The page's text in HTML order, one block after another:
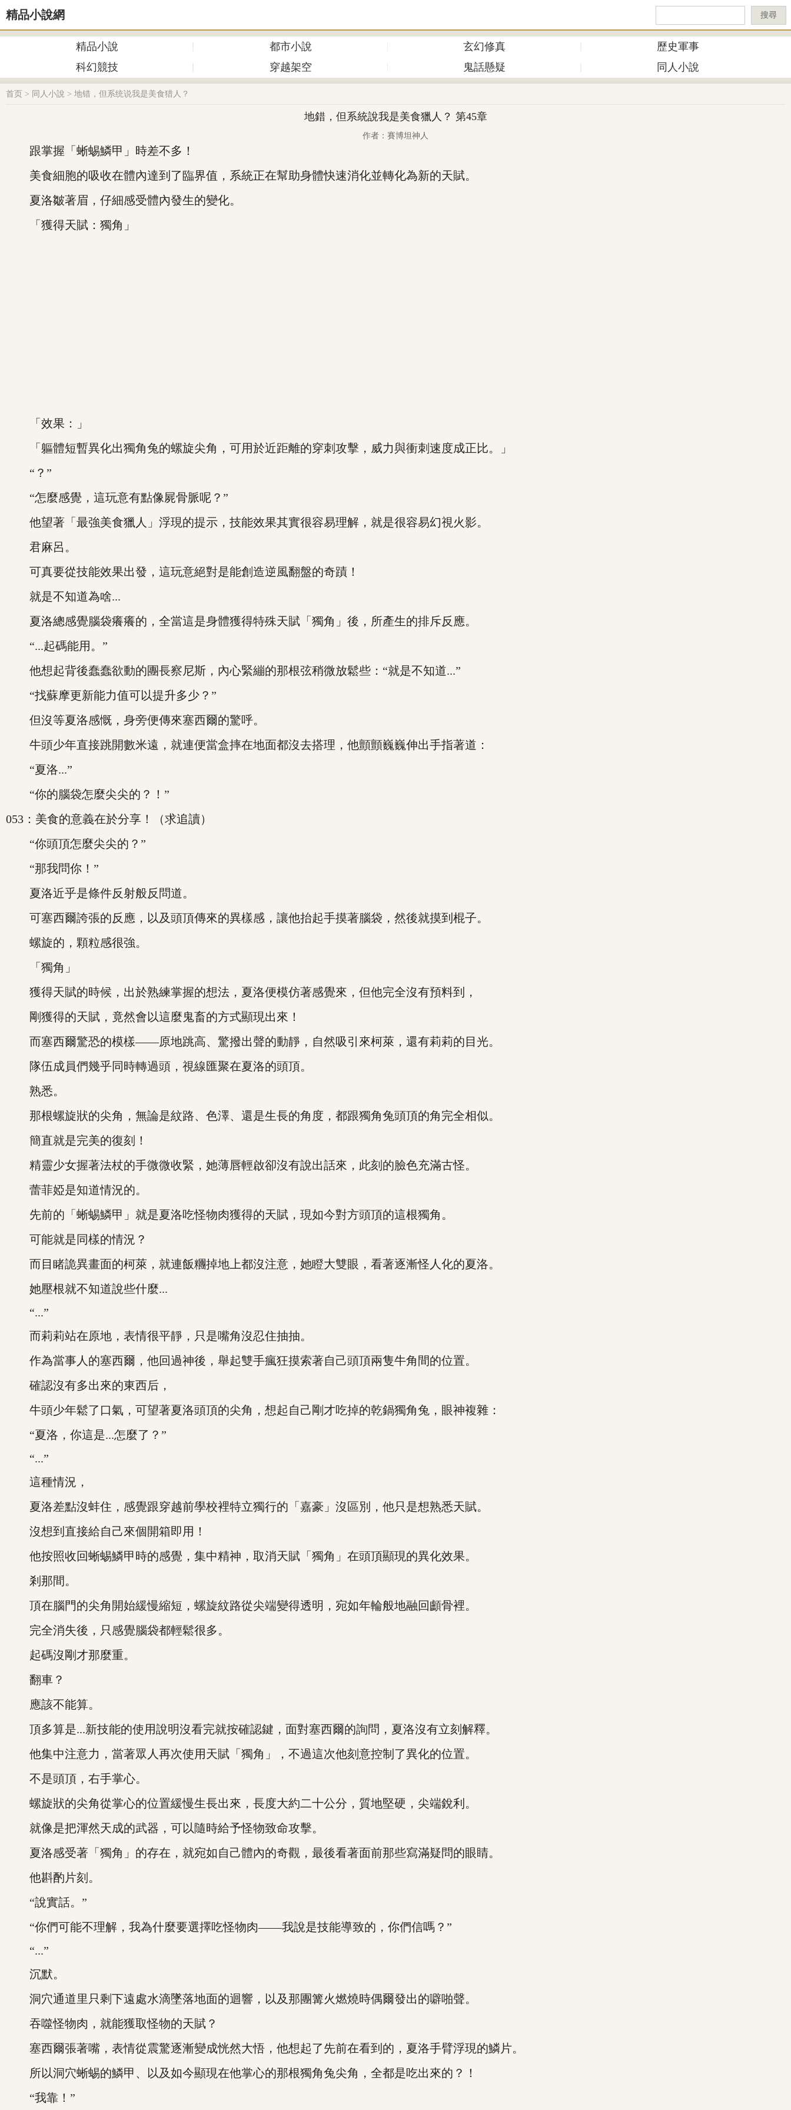
精品小說網 搜尋
精品小說 都市小說 玄幻修真
歷史軍事
科幻競技
穿越架空 鬼話懸疑 同人小說
首页 > 同人小說 > 地错，但系统说我是美食猎人？
地錯，但系統說我是美食獵人？ 第45章
作者：賽博坦神人
跟掌握「蜥蜴鱗甲」時差不多！
美食細胞的吸收在體內達到了臨界值，系統正在幫助身體快速消化並轉化為新的天賦。
夏洛皺著眉，仔細感受體內發生的變化。
「獲得天賦：獨角」
「效果：」
「軀體短暫異化出獨角兔的螺旋尖角，可用於近距離的穿刺攻擊，威力與衝刺速度成正比。」
“？”
“怎麼感覺，這玩意有點像屍骨脈呢？”
他望著「最強美食獵人」浮現的提示，技能效果其實很容易理解，就是很容易幻視火影。
君麻呂。
可真要從技能效果出發，這玩意絕對是能創造逆風翻盤的奇蹟！
就是不知道為啥...
夏洛總感覺腦袋癢癢的，全當這是身體獲得特殊天賦「獨角」後，所產生的排斥反應。
“...起碼能用。”
他想起背後蠢蠢欲動的團長察尼斯，內心緊繃的那根弦稍微放鬆些：“就是不知道...”
“找蘇摩更新能力值可以提升多少？”
但沒等夏洛感慨，身旁便傳來塞西爾的驚呼。
牛頭少年直接跳開數米遠，就連便當盒摔在地面都沒去搭理，他顫顫巍巍伸出手指著道：
“夏洛...”
“你的腦袋怎麼尖尖的？！”
053：美食的意義在於分享！（求追讀）
“你頭頂怎麼尖尖的？”
“那我問你！”
夏洛近乎是條件反射般反問道。
可塞西爾誇張的反應，以及頭頂傳來的異樣感，讓他抬起手摸著腦袋，然後就摸到棍子。
螺旋的，顆粒感很強。
「獨角」
獲得天賦的時候，出於熟練掌握的想法，夏洛便模仿著感覺來，但他完全沒有預料到，
剛獲得的天賦，竟然會以這麼鬼畜的方式顯現出來！
而塞西爾驚恐的模樣——原地跳高、驚撥出聲的動靜，自然吸引來柯萊，還有莉莉的目光。
隊伍成員們幾乎同時轉過頭，視線匯聚在夏洛的頭頂。
熟悉。
那根螺旋狀的尖角，無論是紋路、色澤、還是生長的角度，都跟獨角兔頭頂的角完全相似。
簡直就是完美的復刻！
精靈少女握著法杖的手微微收緊，她薄唇輕啟卻沒有說出話來，此刻的臉色充滿古怪。
蕾菲婭是知道情況的。
先前的「蜥蜴鱗甲」就是夏洛吃怪物肉獲得的天賦，現如今對方頭頂的這根獨角。
可能就是同樣的情況？
而目睹詭異畫面的柯萊，就連飯糰掉地上都沒注意，她瞪大雙眼，看著逐漸怪人化的夏洛。
她壓根就不知道說些什麼...
“...”
而莉莉站在原地，表情很平靜，只是嘴角沒忍住抽抽。
作為當事人的塞西爾，他回過神後，舉起雙手瘋狂摸索著自己頭頂兩隻牛角間的位置。
確認沒有多出來的東西后，
牛頭少年鬆了口氣，可望著夏洛頭頂的尖角，想起自己剛才吃掉的乾鍋獨角兔，眼神複雜：
“夏洛，你這是...怎麼了？”
“...”
這種情況，
夏洛差點沒蚌住，感覺跟穿越前學校裡特立獨行的「嘉豪」沒區別，他只是想熟悉天賦。
沒想到直接給自己來個開箱即用！
他按照收回蜥蜴鱗甲時的感覺，集中精神，取消天賦「獨角」在頭頂顯現的異化效果。
剎那間。
頂在腦門的尖角開始緩慢縮短，螺旋紋路從尖端變得透明，宛如年輪般地融回顱骨裡。
完全消失後，只感覺腦袋都輕鬆很多。
起碼沒剛才那麼重。
翻車？
應該不能算。
頂多算是...新技能的使用說明沒看完就按確認鍵，面對塞西爾的詢問，夏洛沒有立刻解釋。
他集中注意力，當著眾人再次使用天賦「獨角」，不過這次他刻意控制了異化的位置。
不是頭頂，右手掌心。
螺旋狀的尖角從掌心的位置緩慢生長出來，長度大約二十公分，質地堅硬，尖端銳利。
就像是把渾然天成的武器，可以隨時給予怪物致命攻擊。
夏洛感受著「獨角」的存在，就宛如自己體內的奇觀，最後看著面前那些寫滿疑問的眼睛。
他斟酌片刻。
“說實話。”
“你們可能不理解，我為什麼要選擇吃怪物肉——我說是技能導致的，你們信嗎？”
“...”
沉默。
洞穴通道里只剩下遠處水滴墜落地面的迴響，以及那團篝火燃燒時偶爾發出的噼啪聲。
吞噬怪物肉，就能獲取怪物的天賦？
塞西爾張著嘴，表情從震驚逐漸變成恍然大悟，他想起了先前在看到的，夏洛手臂浮現的鱗片。
所以洞穴蜥蜴的鱗甲、以及如今顯現在他掌心的那根獨角兔尖角，全都是吃出來的？！
“我靠！”